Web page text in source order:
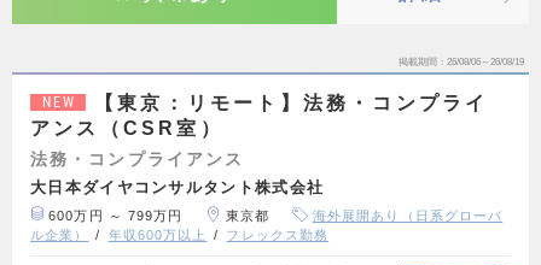
掲載期間 26/08/06～26/08/19
NEW
【東京：リモート】法務・コンプライ
アンス（CSR室）
法務・コンプライアンス
大日本ダイヤコンサルタント株式会社
600万円 ～ 799万円 東京都
海外展開あり（日系グローバ
ル企業）
年収600万以上 フレックス勤務